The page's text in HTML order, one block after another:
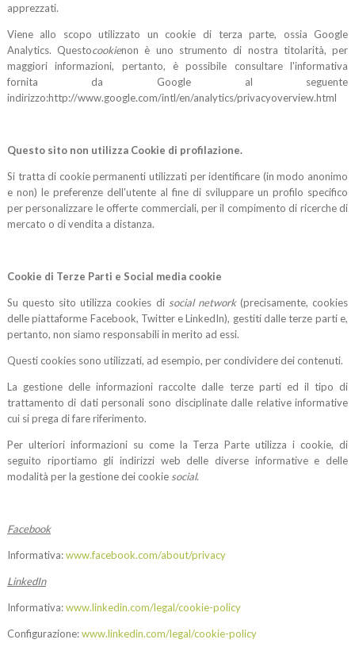
apprezzati.
Viene allo scopo utilizzato un cookie di terza parte, ossia Google
Analytics. Questocookienon è uno strumento di nostra titolarità, per
maggiori informazioni, pertanto, è possibile consultare l'informativa
fornita da Google al seguente
indirizzo:http://www.google.com/intl/en/analytics/privacyoverview.html
Questo sito non utilizza Cookie di profilazione.
Si tratta di cookie permanenti utilizzati per identificare (in modo anonimo
e non) le preferenze dell'utente al fine di sviluppare un profilo specifico
per personalizzare le offerte commerciali, per il compimento di ricerche di
mercato o di vendita a distanza.
Cookie di Terze Parti e Social media cookie
Su questo sito utilizza cookies di social network(precisamente, cookies
delle piattaforme Facebook, Twitter e LinkedIn), gestiti dalle terze parti e,
pertanto, non siamo responsabili in merito ad essi.
Questi cookies sono utilizzati, ad esempio, per condividere dei contenuti.
La gestione delle informazioni raccolte dalle terze parti ed il tipo di
trattamento di dati personali sono disciplinate dalle relative informative
cui si prega di fare riferimento.
Per ulteriori informazioni su come la Terza Parte utilizza i cookie, di
seguito riportiamo gli indirizzi web delle diverse informative e delle
modalità per la gestione dei cookie social.
Facebook
Informativa:www.facebook.com/about/privacy
LinkedIn
Informativa:www.linkedin.com/legal/cookie-policy
Configurazione:www.linkedin.com/legal/cookie-policy